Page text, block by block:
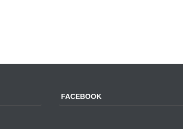
FACEBOOK